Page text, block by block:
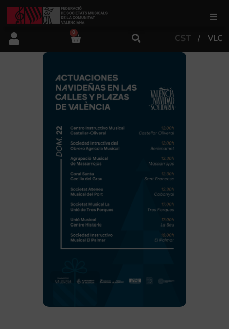
FSMCV
Àrea de gestió
Àrea educativa
Àrea Artística
0
CST VLC